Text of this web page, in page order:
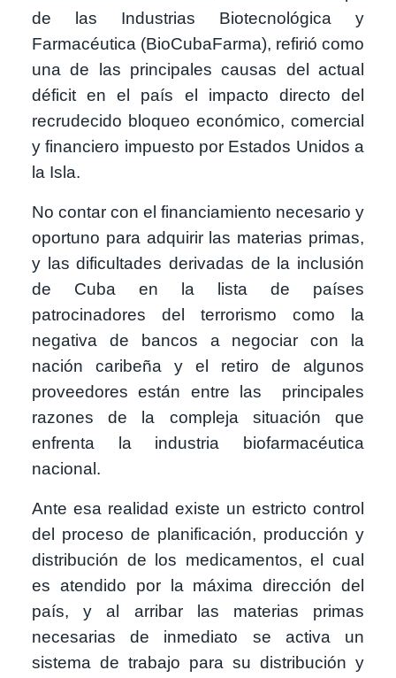
de las Industrias Biotecnológica y
Farmacéutica (BioCubaFarma), refirió como
una de las principales causas del actual
déficit en el país el impacto directo del
recrudecido bloqueo económico, comercial
y financiero impuesto por Estados Unidos a
la Isla.
No contar con el financiamiento necesario y
oportuno para adquirir las materias primas,
y las dificultades derivadas de la inclusión
de Cuba en la lista de países
patrocinadores del terrorismo como la
negativa de bancos a negociar con la
nación caribeña y el retiro de algunos
proveedores están entre las principales
razones de la compleja situación que
enfrenta la industria biofarmacéutica
nacional.
Ante esa realidad existe un estricto control
del proceso de planificación, producción y
distribución de los medicamentos, el cual
es atendido por la máxima dirección del
país, y al arribar las materias primas
necesarias de inmediato se activa un
sistema de trabajo para su distribución y